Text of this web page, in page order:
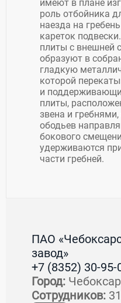
имеют в плане
роль отбойника
наезда на
кареток
плиты с внешней
образуют в
гладкую
которой
и
плиты,
звена и
ободьев
бокового
удерживаются
части гребней.
ПАО
завод»
+7 (8352) 30-95-
Город:
Сотрудников: